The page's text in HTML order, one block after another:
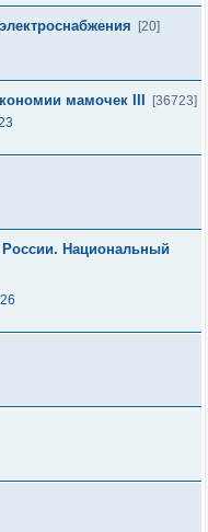
[20]
мамочек III
[36723]
Национальный